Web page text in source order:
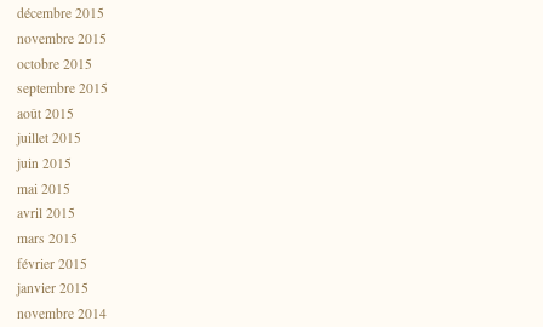
décembre 2015
novembre 2015
octobre 2015
septembre 2015
août 2015
juillet 2015
juin 2015
mai 2015
avril 2015
mars 2015
février 2015
janvier 2015
novembre 2014